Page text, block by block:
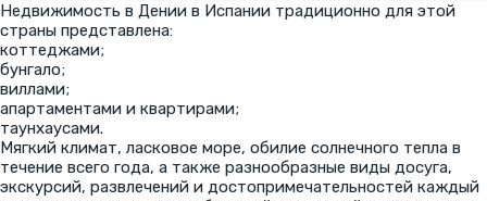
Недвижимость в Дении в Испании традиционно для этой
страны представлена:
коттеджами;
бунгало;
виллами;
апартаментами и квартирами;
таунхаусами.
Мягкий климат, ласковое море, обилие солнечного тепла в
течение всего года, а также разнообразные виды досуга,
экскурсий, развлечений и достопримечательностей каждый